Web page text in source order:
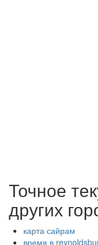
Точное
других
карта сайрам
время в